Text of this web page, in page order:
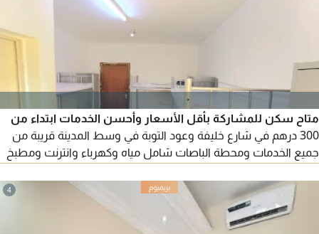
متاح سكن للمشاركة بأقل الأسعار وأحسن الخدمات ابتداء من
300 درهم في شارع خليفة وعود التوبة في وسط المدينة قريبة من
جميع الخدمات ومحطة الباصات شامل مياه وكهرباء وانترنت ومطبخ
4